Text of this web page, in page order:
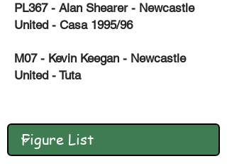
PL367 - Alan Shearer - Newcastle
United - Casa 1995/96
M07 - Kevin Keegan - Newcastle
United - Tuta